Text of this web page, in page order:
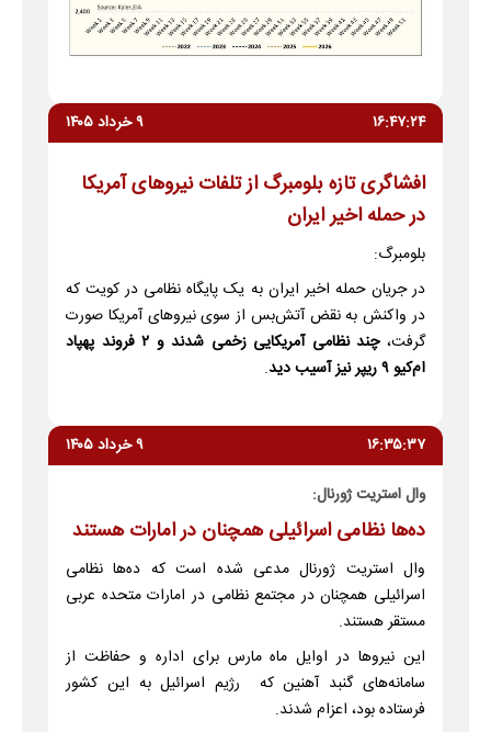
۱۶:۴۷:۲۴ ۹ خرداد ۱۴۰۵
افشاگری تازه بلومبرگ از تلفات نیروهای آمریکا
در حمله اخیر ایران
بلومبرگ:
در جریان حمله اخیر ایران به یک پایگاه نظامی در کویت که
در واکنش به نقض آتش‌بس از سوی نیروهای آمریکا صورت
گرفت،
چند نظامی آمریکایی زخمی شدند و ۲ فروند پهپاد
ام‌کیو ۹ ریپر نیز آسیب دید
.
۱۶:۳۵:۳۷ ۹ خرداد ۱۴۰۵
وال استریت ژورنال:
ده‌ها نظامی اسرائیلی همچنان در امارات هستند
وال استریت ژورنال مدعی شده است که ده‌ها نظامی
اسرائیلی همچنان در مجتمع نظامی در امارات متحده عربی
مستقر هستند.
این نیروها در اوایل ماه مارس برای اداره و حفاظت از
سامانه‌های گنبد آهنین که رژیم اسرائیل به این کشور
فرستاده بود، اعزام شدند.